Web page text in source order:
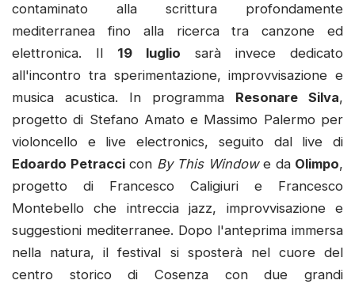
contaminato alla scrittura profondamente
mediterranea fino alla ricerca tra canzone ed
elettronica. Il 19 luglio sarà invece dedicato
all'incontro tra sperimentazione, improvvisazione e
musica acustica. In programma Resonare Silva,
progetto di Stefano Amato e Massimo Palermo per
violoncello e live electronics, seguito dal live di
Edoardo Petraccicon By This Windowe da Olimpo,
progetto di Francesco Caligiuri e Francesco
Montebello che intreccia jazz, improvvisazione e
suggestioni mediterranee. Dopo l'anteprima immersa
nella natura, il festival si sposterà nel cuore del
centro storico di Cosenza con due grandi